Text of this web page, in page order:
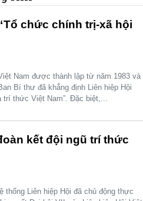
chức chính trị-xã hội
Nam được thành lập từ năm 1983 và
Bí thư đã khẳng định Liên hiệp Hội
trí thức Việt Nam”. Đặc biệt,...
kết đội ngũ trí thức
thống Liên hiệp Hội đã chủ động thực